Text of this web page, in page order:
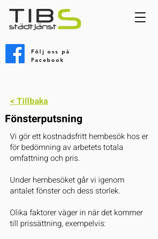
Följ oss på
Facebook
< Tillbaka
Fönsterputsning
Vi gör ett kostnadsfritt hembesök hos er
för bedömning av arbetets totala
omfattning och pris.
Under hembesöket går vi igenom
antalet fönster och dess storlek.
Olika faktorer väger in när det kommer
till prissättning, exempelvis: